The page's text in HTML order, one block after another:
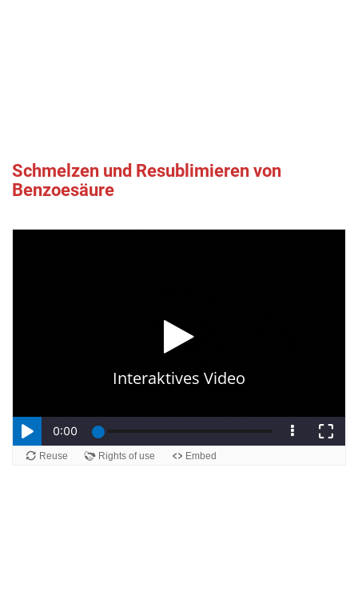
Schmelzen und Resublimieren von
Benzoesäure